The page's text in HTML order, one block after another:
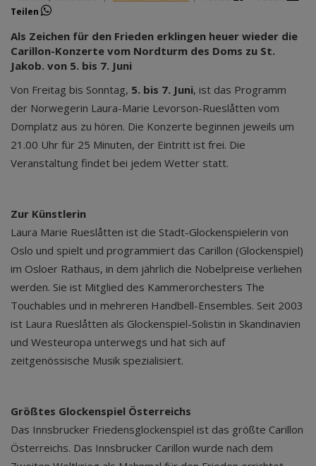
Teilen
Als Zeichen für den Frieden erklingen heuer wieder die
Carillon-Konzerte vom Nordturm des Doms zu St.
Jakob. von 5. bis 7. Juni
Von Freitag bis Sonntag, 5. bis 7. Juni, ist das Programm
der Norwegerin Laura-Marie Levorson-Rueslåtten vom
Domplatz aus zu hören. Die Konzerte beginnen jeweils um
21.00 Uhr für 25 Minuten, der Eintritt ist frei. Die
Veranstaltung findet bei jedem Wetter statt.
Zur Künstlerin
Laura Marie Rueslåtten ist die Stadt-Glockenspielerin von
Oslo und spielt und programmiert das Carillon (Glockenspiel)
im Osloer Rathaus, in dem jährlich die Nobelpreise verliehen
werden. Sie ist Mitglied des Kammerorchesters The
Touchables und in mehreren Handbell-Ensembles. Seit 2003
ist Laura Rueslåtten als Glockenspiel-Solistin in Skandinavien
und Westeuropa unterwegs und hat sich auf
zeitgenössische Musik spezialisiert.
Größtes Glockenspiel Österreichs
Das Innsbrucker Friedensglockenspiel ist das größte Carillon
Österreichs. Das Innsbrucker Carillon wurde nach dem